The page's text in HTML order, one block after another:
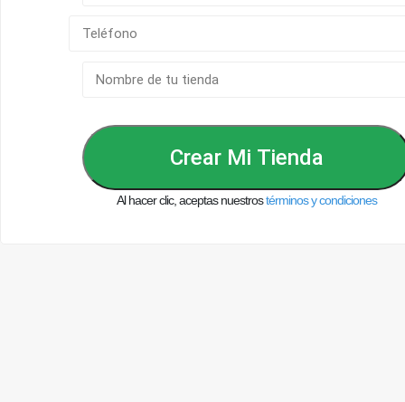
Crear Mi Tienda
Al hacer clic, aceptas nuestrostérminos y condiciones